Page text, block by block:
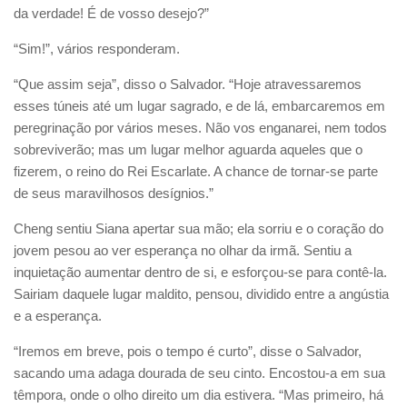
da verdade! É de vosso desejo?”
“Sim!”, vários responderam.
“Que assim seja”, disso o Salvador. “Hoje atravessaremos
esses túneis até um lugar sagrado, e de lá, embarcaremos em
peregrinação por vários meses. Não vos enganarei, nem todos
sobreviverão; mas um lugar melhor aguarda aqueles que o
fizerem, o reino do Rei Escarlate. A chance de tornar-se parte
de seus maravilhosos desígnios.”
Cheng sentiu Siana apertar sua mão; ela sorriu e o coração do
jovem pesou ao ver esperança no olhar da irmã. Sentiu a
inquietação aumentar dentro de si, e esforçou-se para contê-la.
Sairiam daquele lugar maldito, pensou, dividido entre a angústia
e a esperança.
“Iremos em breve, pois o tempo é curto”, disse o Salvador,
sacando uma adaga dourada de seu cinto. Encostou-a em sua
têmpora, onde o olho direito um dia estivera. “Mas primeiro, há